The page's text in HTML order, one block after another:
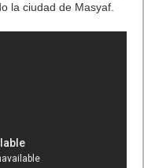
la ciudad de Masyaf.